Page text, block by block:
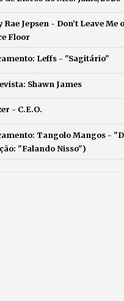
Rae Jepsen - Don’t Leave Me
Floor
Leffs - "Sagitário"
Shawn James
- C.E.O.
Tangolo Mangos -
"Falando Nisso")